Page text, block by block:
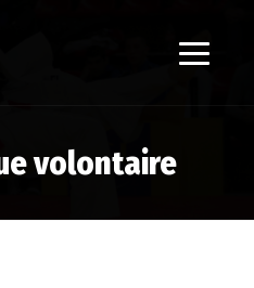
volontaire